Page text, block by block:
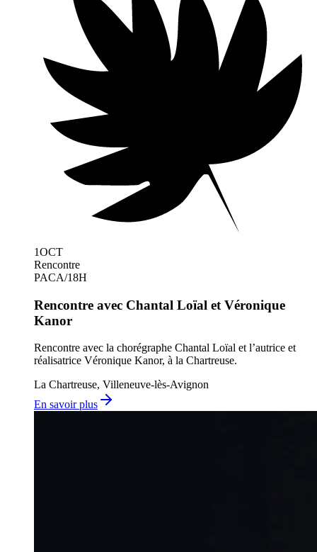
1OCT
Rencontre
PACA/18H
Rencontre avec Chantal Loïal et Véronique
Kanor
Rencontre avec la chorégraphe Chantal Loïal et l’autrice et
réalisatrice Véronique Kanor, à la Chartreuse.
La Chartreuse, Villeneuve-lès-Avignon
En savoir plus